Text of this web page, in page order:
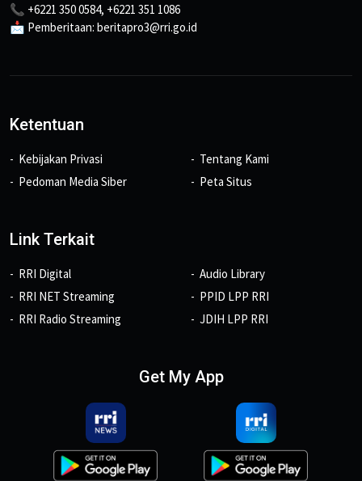
📞 +6221 350 0584, +6221 351 1086
📩 Pemberitaan: beritapro3@rri.go.id
Ketentuan
Kebijakan Privasi
Pedoman Media Siber
Tentang Kami
Peta Situs
Link Terkait
RRI Digital
RRI NET Streaming
RRI Radio Streaming
Audio Library
PPID LPP RRI
JDIH LPP RRI
Get My App